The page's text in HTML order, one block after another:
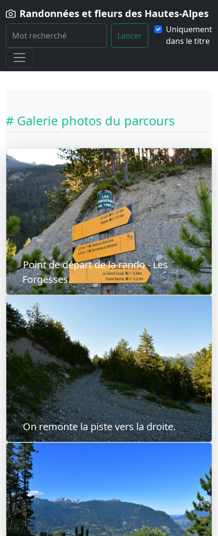
Randonnées et fleurs des Hautes-Alpes
Lancer
Uniquement
dans le titre
Home
Randonnée
La-crete-de-catinat-et-la-Mayt-en-boucle
# Galerie photos du parcours
Point de départ de la rando - Les
Forgesses.
On remonte la piste vers la droite.